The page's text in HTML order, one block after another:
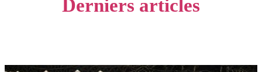
Derniers articles